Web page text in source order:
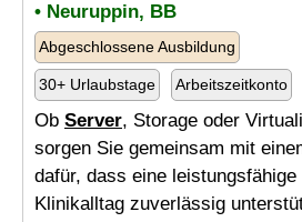
• Neuruppin, BB
Abgeschlossene Ausbildung
30+ Urlaubstage Arbeitszeitkonto
Ob Server, Storage oder
sorgen Sie gemeinsam mit
dafür, dass eine
Klinikalltag zuverlässig